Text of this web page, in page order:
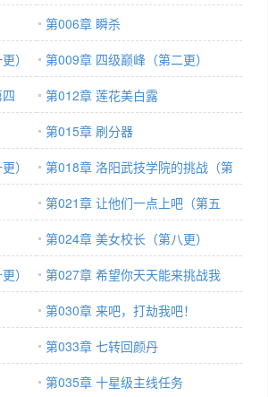
第006章 瞬杀
）
第009章 四级巅峰（第二更）
第012章 莲花美白露
第015章 刷分器
）
第018章 洛阳武技学院的挑战（第
二更）
第021章 让他们一点上吧（第五
更！）
第024章 美女校长（第八更）
）
第027章 希望你天天能来挑战我
第030章 来吧，打劫我吧！
第033章 七转回颜丹
第035章 十星级主线任务